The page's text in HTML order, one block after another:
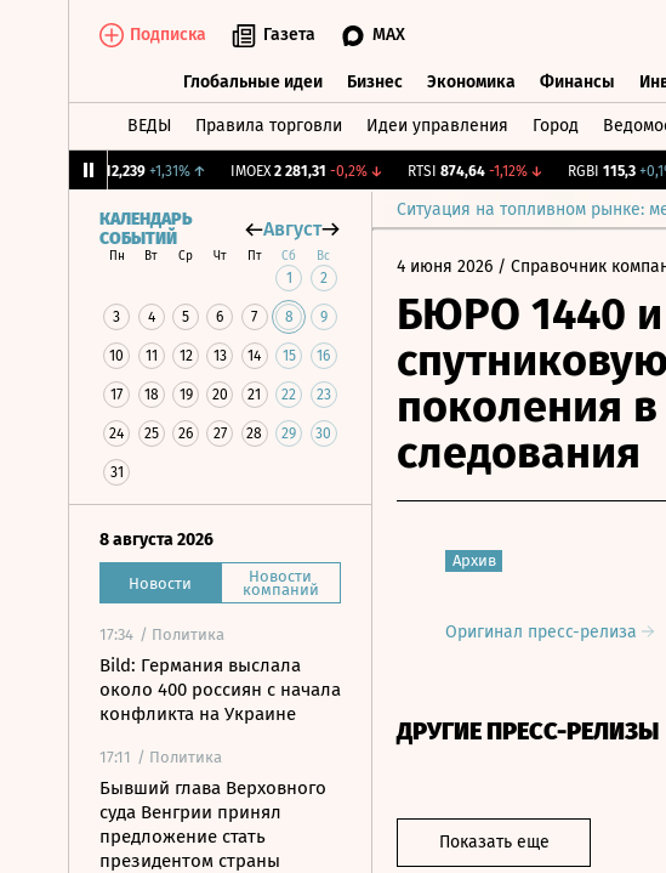
Подписка Газета MAX
Глобальные идеи Бизнес Экономика Финансы
ВЕДЫ Правила торговли Идеи управления Город
12,239 +1,31%↑ IMOEX 2 281,31 -0,2%↓ RTSI 874,64 -1,12%↓ RGBI 115,3 +0,1%↑
Ситуация на топливном рынке:
КАЛЕНДАРЬ
СОБЫТИЙ
Август
Пн Вт Ср Чт Пт Сб Вс
1 2
3 4 5 6 7 8 9
10 11 12 13 14 15 16
17 18 19 20 21 22 23
24 25 26 27 28 29 30
31
8 августа 2026
Новости Новости
компаний
17:34 / Политика
Bild: Германия выслала
около 400 россиян с начала
конфликта на Украине
17:11 / Политика
Бывший глава Верховного
суда Венгрии принял
предложение стать
президентом страны
4 июня 2026 / Справочник
БЮРО 1440
поколения
следования
Архив
Оригинал пресс-релиза
ДРУГИЕ ПРЕСС-РЕЛИЗЫ
Показать еще